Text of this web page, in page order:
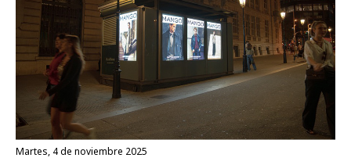
martes, 4 de noviembre 2025